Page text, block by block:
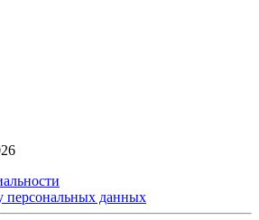
персональных данных